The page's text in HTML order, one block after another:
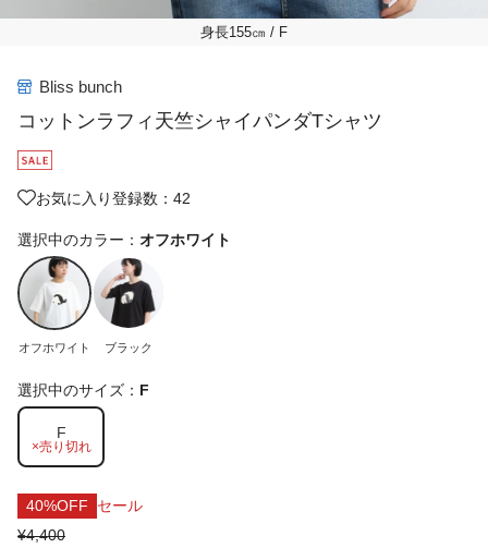
身長155㎝ / F
Bliss bunch
コットンラフィ天竺シャイパンダTシャツ
お気に入り登録数：42
選択中のカラー： オフホワイト
オフホワイト ブラック
選択中のサイズ： F
F
×売り切れ
40%OFF
セール
¥4,400